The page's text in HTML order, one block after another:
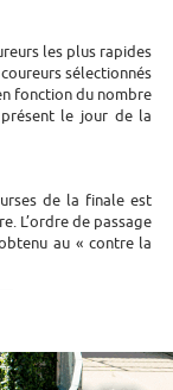
les plus rapides
sélectionnés
fonction du nombre
le jour de la
de la finale est
L’ordre de passage
au « contre la